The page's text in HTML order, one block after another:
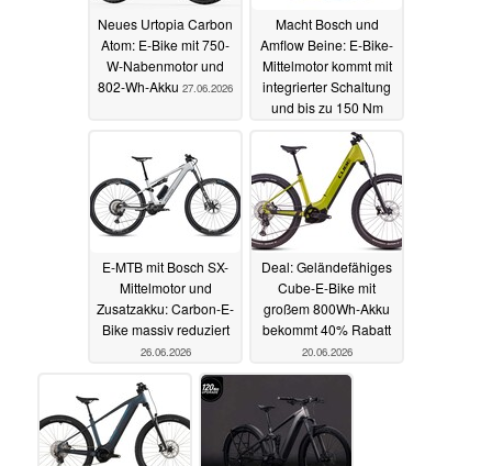
Neues Urtopia Carbon
Atom: E-Bike mit 750-
W-Nabenmotor und
802-Wh-Akku 27.06.2026
Macht Bosch und
Amflow Beine: E-Bike-
Mittelmotor kommt mit
integrierter Schaltung
und bis zu 150 Nm
27.06.2026
E-MTB mit Bosch SX-
Mittelmotor und
Zusatzakku: Carbon-E-
Bike massiv reduziert
26.06.2026
Deal: Geländefähiges
Cube-E-Bike mit
großem 800Wh-Akku
bekommt 40% Rabatt
20.06.2026